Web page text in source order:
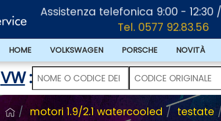
Assistenza telefonica 9:00 - 12:30 /
Tel. 0577 92.83.56
HOME VOLKSWAGEN PORSCHE NOVITÀ
VW:
motori 1.9/2.1 watercooled testate